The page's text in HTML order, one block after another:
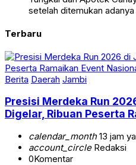
setelah ditemukan
Terbaru
Berita Daerah Jambi
Presisi Merdeka Run
Digelar, Ribuan Peserta
calendar_month13 jam
account_circleRedaksi
0Komentar